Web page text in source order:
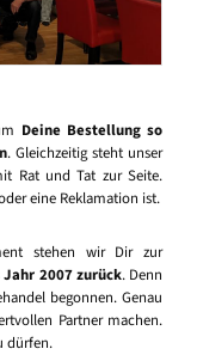
Deine Bestellung so
. Gleichzeitig steht unser
Rat und Tat zur Seite.
eine Reklamation ist.
stehen wir Dir zur
2007 zurück. Denn
begonnen. Genau
Partner machen.
dürfen.